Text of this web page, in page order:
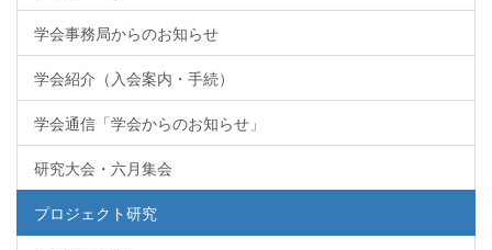
学会事務局からのお知らせ
学会紹介（入会案内・手続）
学会通信「学会からのお知らせ」
研究大会・六月集会
プロジェクト研究